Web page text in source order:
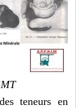
teneurs en